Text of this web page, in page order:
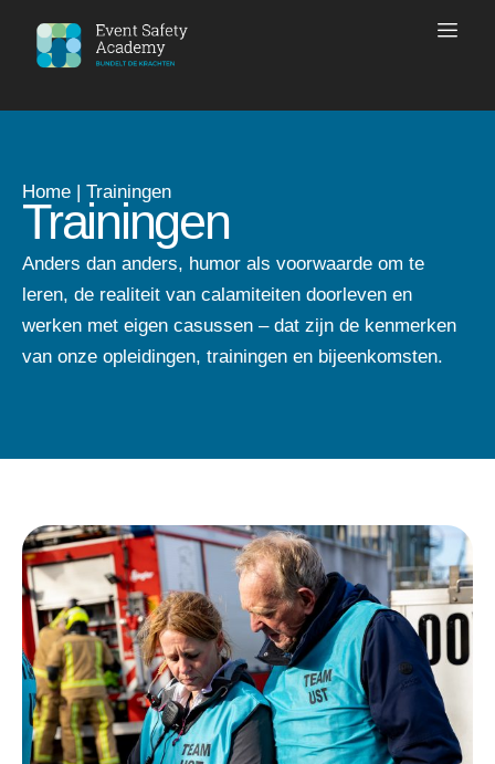
Home | Trainingen
Trainingen
Anders dan anders, humor als voorwaarde om te
leren, de realiteit van calamiteiten doorleven en
werken met eigen casussen – dat zijn de kenmerken
van onze opleidingen, trainingen en bijeenkomsten.